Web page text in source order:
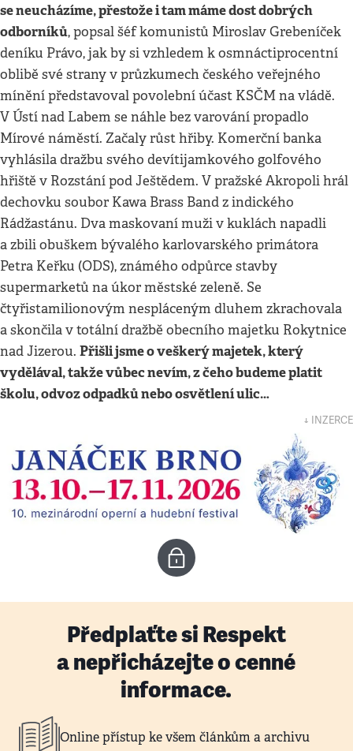
se neucházíme, přestože i tam máme dost dobrých
odborníků, popsal šéf komunistů Miroslav Grebeníček
deníku Právo, jak by si vzhledem k osmnáctiprocentní
oblibě své strany v průzkumech českého veřejného
mínění představoval povolební účast KSČM na vládě.
V Ústí nad Labem se náhle bez varování propadlo
Mírové náměstí. Začaly růst hřiby. Komerční banka
vyhlásila dražbu svého devítijamkového golfového
hřiště v Rozstání pod Ještědem. V pražské Akropoli hrál
dechovku soubor Kawa Brass Band z indického
Rádžastánu. Dva maskovaní muži v kuklách napadli
a zbili obuškem bývalého karlovarského primátora
Petra Keřku (ODS), známého odpůrce stavby
supermarketů na úkor městské zeleně. Se
čtyřistamilionovým nespláceným dluhem zkrachovala
a skončila v totální dražbě obecního majetku Rokytnice
nad Jizerou. Přišli jsme o veškerý majetek, který
vydělával, takže vůbec nevím, z čeho budeme platit
školu, odvoz odpadků nebo osvětlení ulic…
↓ INZERCE
Předplaťte si Respekt
a nepřicházejte o cenné
informace.
Online přístup ke všem článkům a archivu